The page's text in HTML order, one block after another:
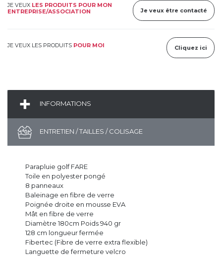
JE VEUX LES PRODUITS POUR MON
ENTREPRISE/ASSOCIATION
Je veux être contacté
JE VEUX LES PRODUITS POUR MOI Cliquez ici
INFORMATIONS
ENTRETIEN / TAILLES / COLISAGE
Parapluie golf FARE
Toile en polyester pongé
8 panneaux
Baleinage en fibre de verre
Poignée droite en mousse EVA
Mât en fibre de verre
Diamètre 180cm Poids 940 gr
128 cm longueur fermée
Fibertec (Fibre de verre extra flexible)
Languette de fermeture velcro